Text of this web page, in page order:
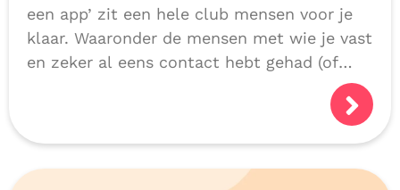
een app’ zit een hele club mensen voor je
klaar. Waaronder de mensen met wie je vast
en zeker al eens contact hebt gehad (of